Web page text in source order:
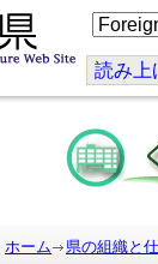
こ
の
ジ
を
訳
す
る
読み上
ホーム 県の組織と